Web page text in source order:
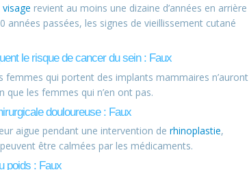
revient au moins une dizaine d’années en arrière
années passées, les signes de vieillissement cutané
le risque de cancer du sein : Faux
femmes qui portent des implants mammaires n’auront
que les femmes qui n’en ont pas.
douloureuse : Faux
aigue pendant une intervention de rhinoplastie,
être calmées par les médicaments.
poids : Faux